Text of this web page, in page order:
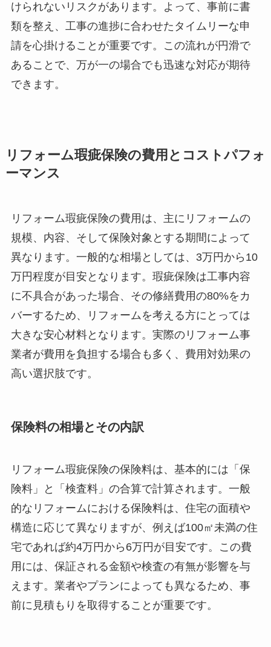
けられないリスクがあります。よって、事前に書
類を整え、工事の進捗に合わせたタイムリーな申
請を心掛けることが重要です。この流れが円滑で
あることで、万が一の場合でも迅速な対応が期待
できます。
リフォーム瑕疵保険の費用とコストパフォ
ーマンス
リフォーム瑕疵保険の費用は、主にリフォームの
規模、内容、そして保険対象とする期間によって
異なります。一般的な相場としては、3万円から10
万円程度が目安となります。瑕疵保険は工事内容
に不具合があった場合、その修繕費用の80%をカ
バーするため、リフォームを考える方にとっては
大きな安心材料となります。実際のリフォーム事
業者が費用を負担する場合も多く、費用対効果の
高い選択肢です。
保険料の相場とその内訳
リフォーム瑕疵保険の保険料は、基本的には「保
険料」と「検査料」の合算で計算されます。一般
的なリフォームにおける保険料は、住宅の面積や
構造に応じて異なりますが、例えば100㎡未満の住
宅であれば約4万円から6万円が目安です。この費
用には、保証される金額や検査の有無が影響を与
えます。業者やプランによっても異なるため、事
前に見積もりを取得することが重要です。